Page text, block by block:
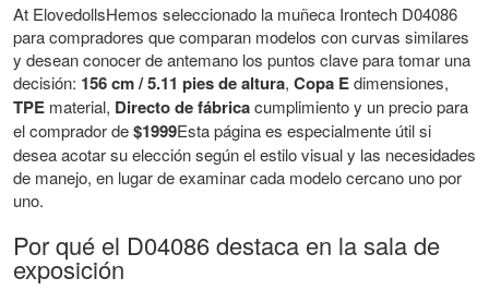
At ElovedollsHemos seleccionado la muñeca Irontech D04086
para compradores que comparan modelos con curvas similares
y desean conocer de antemano los puntos clave para tomar una
decisión: 156 cm / 5.11 pies de altura, Copa Edimensiones,
TPE material, Directo de fábricacumplimiento y un precio para
el comprador de$1999Esta página es especialmente útil si
desea acotar su elección según el estilo visual y las necesidades
de manejo, en lugar de examinar cada modelo cercano uno por
uno.
Por qué el D04086 destaca en la sala de
exposición